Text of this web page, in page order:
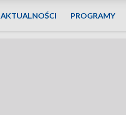
AKTUALNOŚCI PROGRAMY